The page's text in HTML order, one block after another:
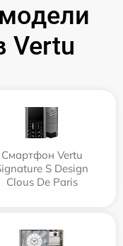
Vertu
Смартфон Vertu
S Design
Clous De Paris